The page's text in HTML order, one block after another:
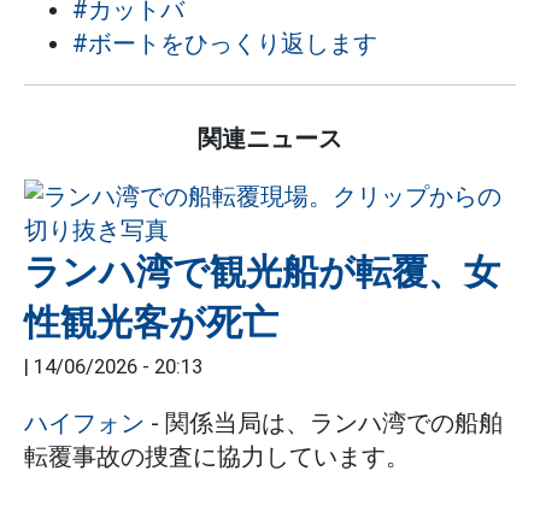
#カットバ
#ボートをひっくり返します
関連ニュース
ランハ湾で観光船が転覆、女
性観光客が死亡
14/06/2026 - 20:13
ハイフォン - 関係当局は、ランハ湾での船舶
転覆事故の捜査に協力しています。